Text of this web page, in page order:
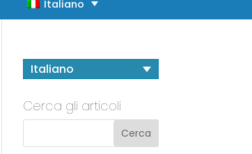
Italiano
Italiano
Italiano
Cerca gli articoli